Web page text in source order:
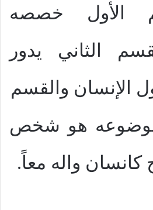
الأول خصصه
الثاني يدور
الإنسان والقسم
موضوعه هو شخص
كانسان واله معاً.